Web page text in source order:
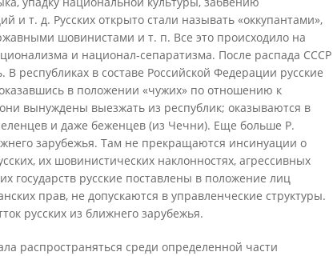
и т. д. Русских открыто стали называть «оккупантами»,
шовинистами и т. п. Все это происходило на
и национал-сепаратизма. После распада СССР
республиках в составе Российской Федерации русские
в положении «чужих» по отношению к
вынуждены выезжать из республик; оказываются в
и даже беженцев (из Чечни). Еще больше Р.
зарубежья. Там не прекращаются инсинуации о
их шовинистических наклонностях, агрессивных
государств русские поставлены в положение лиц
прав, не допускаются в управленческие структуры.
русских из ближнего зарубежья.
распространяться среди определенной части